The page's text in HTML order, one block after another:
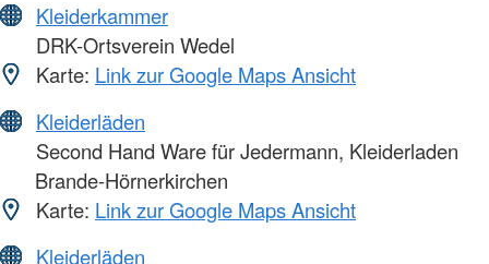
Kleiderkammer
DRK-Ortsverein Wedel
Karte: Link zur Google Maps Ansicht
Kleiderläden
Second Hand Ware für Jedermann, Kleiderladen
Brande-Hörnerkirchen
Karte: Link zur Google Maps Ansicht
Kleiderläden